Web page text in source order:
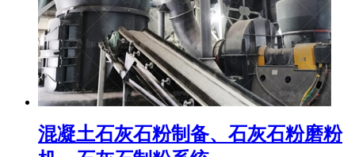
混凝土石灰石粉制备、石灰石粉磨粉